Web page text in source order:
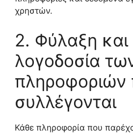
χρηστών.
2. Φύλαξη και
λογοδοσία
πληροφοριών
συλλέγονται
Κάθε πληροφορία που